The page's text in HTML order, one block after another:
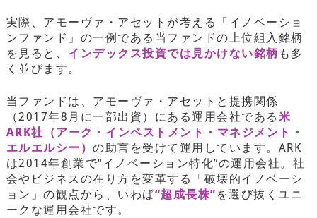
実際、アモーヴァ・アセットが考える「イノベーショ
ンファンド」の一例である当ファンドの上位組入銘柄
を見ると、 インデックス投資では見かけない銘柄 も多
く並びます。
当ファンドは、アモーヴァ・アセットと提携関係
（2017年8月に一部出資）にある運用会社である米
ARK社（アーク・インベストメント・マネジメント・
エルエルシー）の助言を受けて運用しています。ARK
は2014年創業で“イノベーション特化”の運用会社。社
会やビジネスの在り方を変革する「破壊的イノベーシ
ョン」の観点から、いわば“超成長株”を選び抜くユニ
ークな運用会社です。